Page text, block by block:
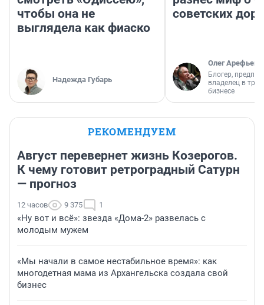
чтобы она не
выглядела как фиаско
Надежда Губарь
советских
Олег Арефьев
Блогер,
владелец в
бизнесе
РЕКОМЕНДУЕМ
Август перевернет жизнь Козерогов.
К чему готовит ретроградный Сатурн
— прогноз
12 часов 9 375 1
«Ну вот и всё»: звезда «Дома-2» развелась с
молодым мужем
«Мы начали в самое нестабильное время»: как
многодетная мама из Архангельска создала свой
бизнес